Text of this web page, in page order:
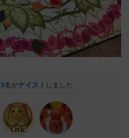
3名がナイス！ しました